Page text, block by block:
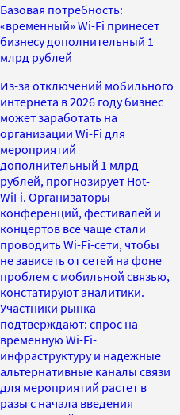
Базовая потребность:
«временный» Wi-Fi принесет
бизнесу дополнительный 1
млрд рублей
Из-за отключений мобильного
интернета в 2026 году бизнес
может заработать на
организации Wi-Fi для
мероприятий
дополнительный 1 млрд
рублей, прогнозирует Hot-
WiFi. Организаторы
конференций, фестивалей и
концертов все чаще стали
проводить Wi-Fi-сети, чтобы
не зависеть от сетей на фоне
проблем с мобильной связью,
констатируют аналитики.
Участники рынка
подтверждают: спрос на
временную Wi-Fi-
инфраструктуру и надежные
альтернативные каналы связи
для мероприятий растет в
разы с начала введения